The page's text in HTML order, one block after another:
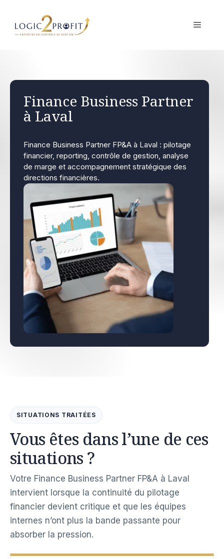
contenu
MENU
Finance Business Partner
à Laval
Finance Business Partner FP&A à Laval : pilotage
financier, reporting, contrôle de gestion, analyse
de marge et accompagnement stratégique des
directions financières.
SITUATIONS TRAITÉES
Vous êtes dans l’une de ces
situations ?
Votre Finance Business Partner FP&A à Laval
intervient lorsque la continuité du pilotage
financier devient critique et que les équipes
internes n’ont plus la bande passante pour
absorber la pression.